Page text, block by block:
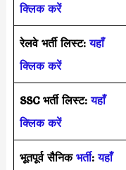
क्लिक करें
रेलवे भर्ती लिस्ट: यहाँ
क्लिक करें
SSC भर्ती लिस्ट: यहाँ
क्लिक करें
भूतपूर्व सैनिक भर्ती: यहाँ